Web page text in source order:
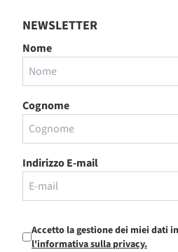
NEWSLETTER
Nome
Cognome
Indirizzo E-mail
Accetto la gestione dei miei dati
l'informativa sulla privacy.